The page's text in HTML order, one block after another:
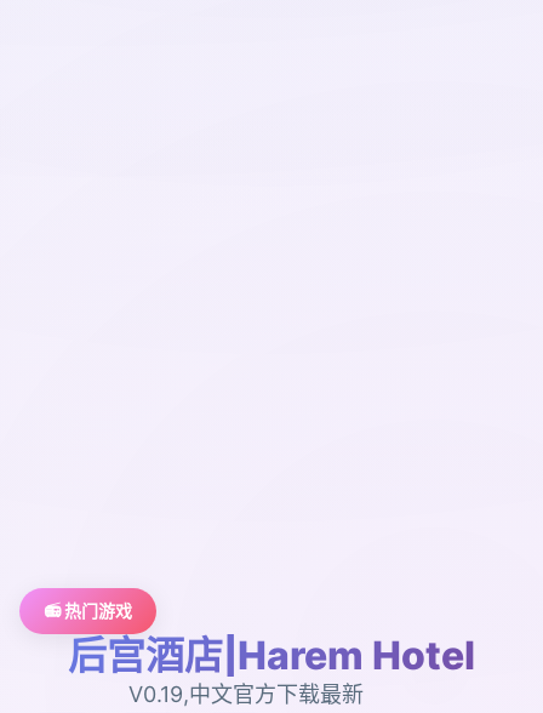
📻 热门游戏
后宫酒店|Harem Hotel
V0.19,中文官方下载最新